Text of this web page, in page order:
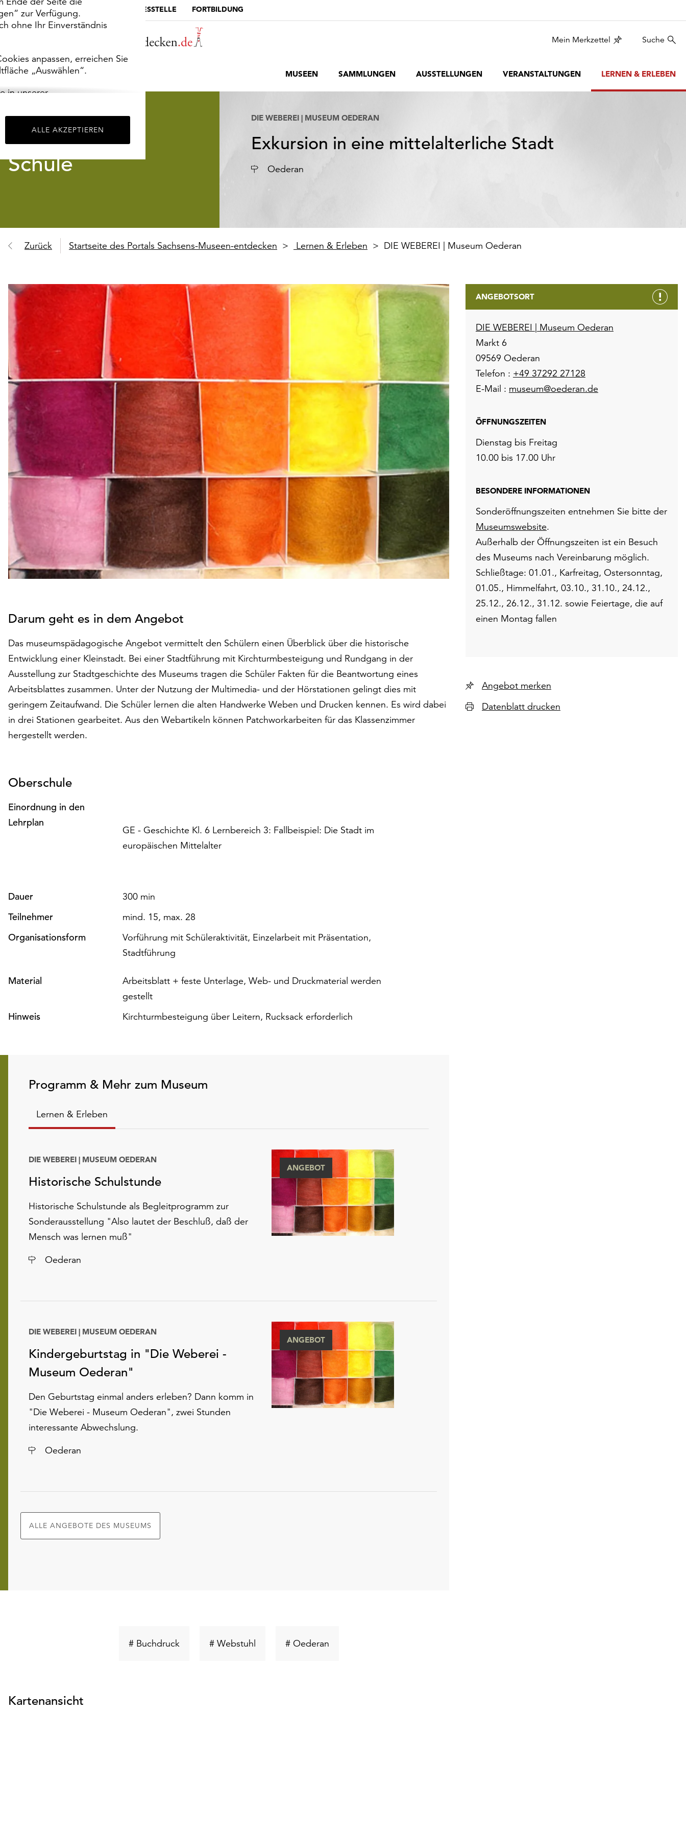
zur Verfügung.
ohne Ihr Einverständnis
anpassen, erreichen Sie
„Auswählen“.
in unserer
ALLE AKZEPTIEREN
MUSEUMSPORTAL DIE LANDESSTELLE FORTBILDUNG
Mein Merkzettel Suche
MUSEEN SAMMLUNGEN AUSSTELLUNGEN VERANSTALTUNGEN LERNEN & ERLEBEN
Schule
DIE WEBEREI | MUSEUM OEDERAN
Exkursion in eine mittelalterliche Stadt
Ort Oederan
Zurück Startseite des Portals Sachsens-Museen-entdecken Lernen & Erleben DIE WEBEREI | Museum Oederan
Darum geht es in dem Angebot
Das museumspädagogische Angebot vermittelt den Schülern einen Überblick über die historische
Entwicklung einer Kleinstadt. Bei einer Stadtführung mit Kirchturmbesteigung und Rundgang in der
Ausstellung zur Stadtgeschichte des Museums tragen die Schüler Fakten für die Beantwortung eines
Arbeitsblattes zusammen. Unter der Nutzung der Multimedia- und der Hörstationen gelingt dies mit
geringem Zeitaufwand. Die Schüler lernen die alten Handwerke Weben und Drucken kennen. Es wird dabei
in drei Stationen gearbeitet. Aus den Webartikeln können Patchworkarbeiten für das Klassenzimmer
hergestellt werden.
Oberschule
Einordnung in den
Lehrplan
GE - Geschichte Kl. 6 Lernbereich 3: Fallbeispiel: Die Stadt im
europäischen Mittelalter
Dauer
300 min
Teilnehmer
mind. 15, max. 28
Organisationsform
Vorführung mit Schüleraktivität, Einzelarbeit mit Präsentation,
Stadtführung
Material
Arbeitsblatt + feste Unterlage, Web- und Druckmaterial werden
gestellt
Hinweis
Kirchturmbesteigung über Leitern, Rucksack erforderlich
Programm & Mehr zum Museum
Lernen & Erleben
Historische Schulstunde
DIE WEBEREI | MUSEUM OEDERAN
Historische Schulstunde als Begleitprogramm zur
Sonderausstellung "Also lautet der Beschluß, daß der
Mensch was lernen muß"
Ort
Oederan
ANGEBOT
Kindergeburtstag in "Die Weberei -
Museum Oederan"
DIE WEBEREI | MUSEUM OEDERAN
Den Geburtstag einmal anders erleben? Dann komm in
"Die Weberei - Museum Oederan", zwei Stunden
interessante Abwechslung.
Ort
Oederan
ANGEBOT
ALLE ANGEBOTE DES MUSEUMS
# BuchdruckSchlüsselwort
# WebstuhlSchlüsselwort
# OederanSchlüsselwort
Kartenansicht
ANGEBOTSORT
DIE WEBEREI | Museum Oederan
Markt 6
09569 Oederan
Telefon : +49 37292 27128
E-Mail : museum@oederan.de
ÖFFNUNGSZEITEN
Dienstag bis Freitag
10.00 bis 17.00 Uhr
BESONDERE INFORMATIONEN
Sonderöffnungszeiten entnehmen Sie bitte der
Museumswebsite.
Außerhalb der Öffnungszeiten ist ein Besuch
des Museums nach Vereinbarung möglich.
Schließtage: 01.01., Karfreitag, Ostersonntag,
01.05., Himmelfahrt, 03.10., 31.10., 24.12.,
25.12., 26.12., 31.12. sowie Feiertage, die auf
einen Montag fallen
Angebot merken
Datenblatt drucken